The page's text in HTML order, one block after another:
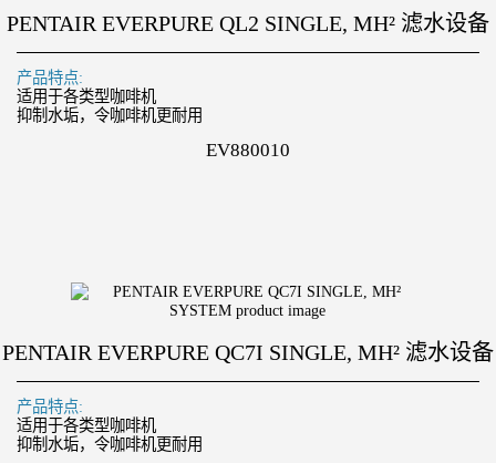
PENTAIR EVERPURE QL2 SINGLE, MH² 滤水设备
产品特点:
适用于各类型咖啡机
抑制水垢，令咖啡机更耐用
EV880010
PENTAIR EVERPURE QC7I SINGLE, MH² 滤水设备
产品特点:
适用于各类型咖啡机
抑制水垢，令咖啡机更耐用